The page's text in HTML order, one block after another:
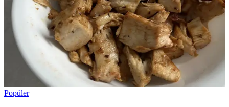
Popüler